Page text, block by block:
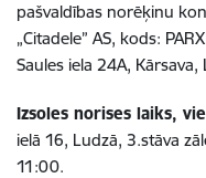
pašvaldības norēķinu
„Citadele” AS, kods:
Saules iela 24A,
Izsoles norises laiks,
ielā 16, Ludzā, 3.stāva
11:00.